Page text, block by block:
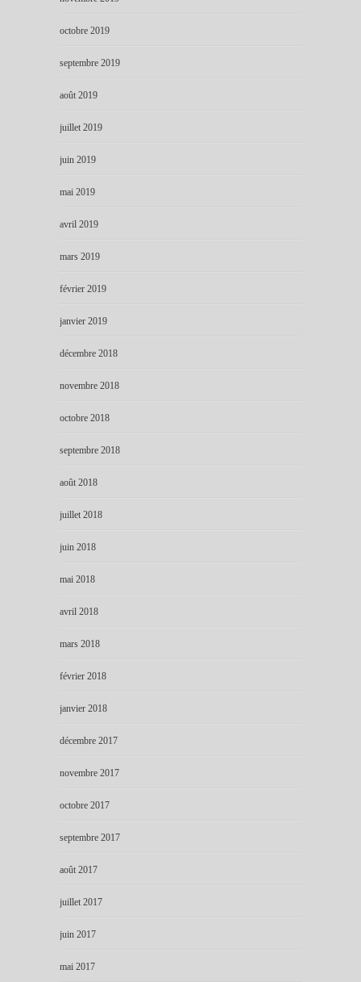
octobre 2019
septembre 2019
août 2019
juillet 2019
juin 2019
mai 2019
avril 2019
mars 2019
février 2019
janvier 2019
décembre 2018
novembre 2018
octobre 2018
septembre 2018
août 2018
juillet 2018
juin 2018
mai 2018
avril 2018
mars 2018
février 2018
janvier 2018
décembre 2017
novembre 2017
octobre 2017
septembre 2017
août 2017
juillet 2017
juin 2017
mai 2017